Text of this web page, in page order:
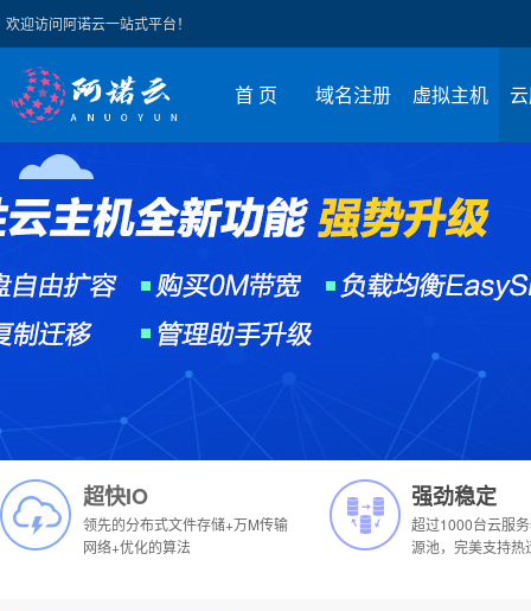
欢迎访问阿诺云一站式平台！
首 页 域名注册 虚拟主机
超快IO
领先的分布式文件存储+万M传输
网络+优化的算法
强劲稳定
超过1000台云服
源池，完美支持热